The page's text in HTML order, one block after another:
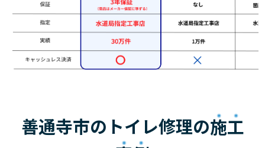
善通寺市のトイレ修理の施工